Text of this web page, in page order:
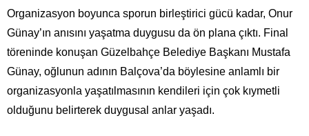
Organizasyon boyunca sporun birleştirici gücü kadar, Onur
Günay’ın anısını yaşatma duygusu da ön plana çıktı. Final
töreninde konuşan Güzelbahçe Belediye Başkanı Mustafa
Günay, oğlunun adının Balçova’da böylesine anlamlı bir
organizasyonla yaşatılmasının kendileri için çok kıymetli
olduğunu belirterek duygusal anlar yaşadı.